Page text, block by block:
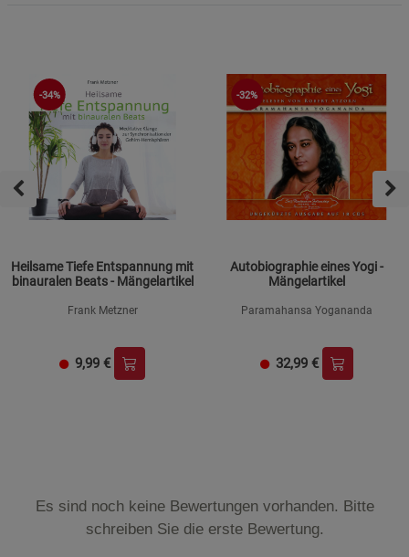
-34%
Heilsame Tiefe Entspannung mit
binauralen Beats - Mängelartikel
Frank Metzner
9,99 €
-32%
Autobiographie eines Yogi -
Mängelartikel
Paramahansa Yogananda
32,99 €
Es sind noch keine Bewertungen vorhanden. Bitte
schreiben Sie die erste Bewertung.